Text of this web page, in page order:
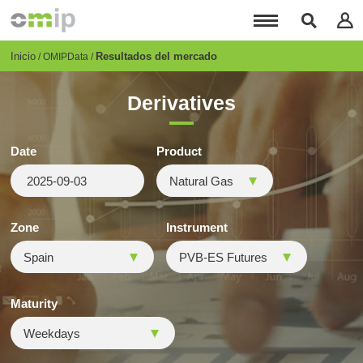
principal
Breadcrumb
Inicio OMIPData Resultados del mercado
Derivatives
Date Product
Zone Instrument
Maturity